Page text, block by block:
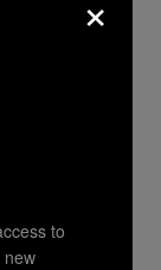
na
to
new